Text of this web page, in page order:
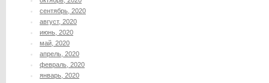
сентябрь, 2020
август, 2020
июнь, 2020
май, 2020
апрель, 2020
февраль, 2020
январь, 2020